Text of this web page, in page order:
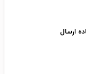
ارسال